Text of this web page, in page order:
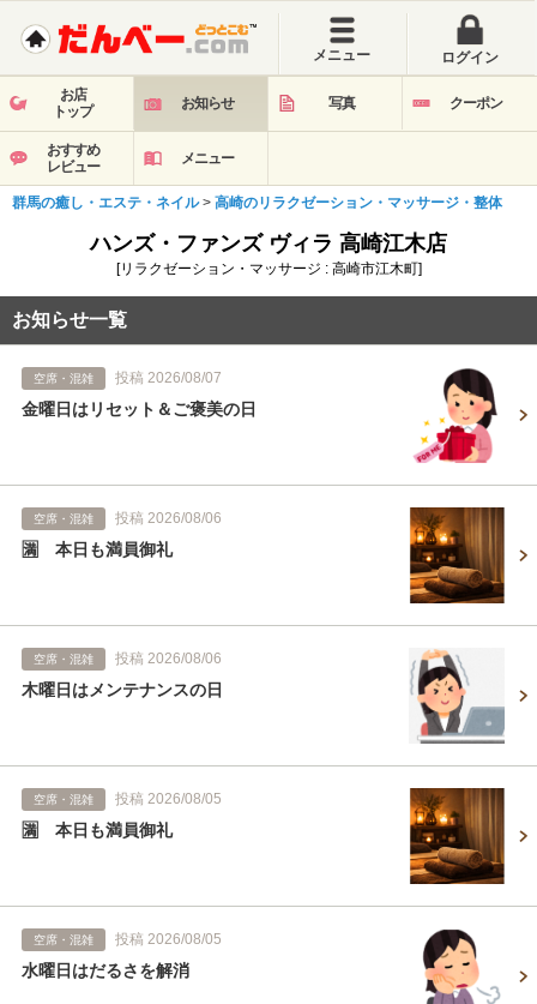
メニュー ログイン
お店
トップ
お知らせ 写真 クーポン
おすすめ
レビュー
メニュー
群馬の癒し・エステ・ネイル> 高崎のリラクゼーション・マッサージ・整体
ハンズ・ファンズ ヴィラ 高崎江木店
[リラクゼーション・マッサージ : 高崎市江木町]
お知らせ一覧
空席・混雑 投稿 2026/08/07
金曜日はリセット＆ご褒美の日
空席・混雑 投稿 2026/08/06
🈵 本日も満員御礼
空席・混雑 投稿 2026/08/06
木曜日はメンテナンスの日
空席・混雑 投稿 2026/08/05
🈵 本日も満員御礼
空席・混雑 投稿 2026/08/05
水曜日はだるさを解消